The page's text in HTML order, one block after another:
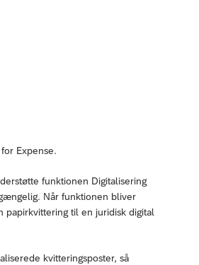
Expense.
funktionen Digitalisering
Når funktionen bliver
papirkvittering til en juridisk digital
kvitteringsposter, så